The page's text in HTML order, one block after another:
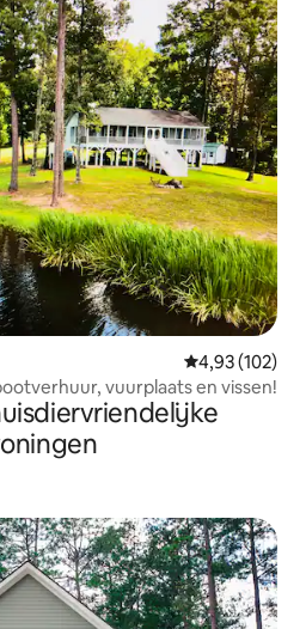
Gemiddelde
4,93 (102)
vuurplaats en vissen!